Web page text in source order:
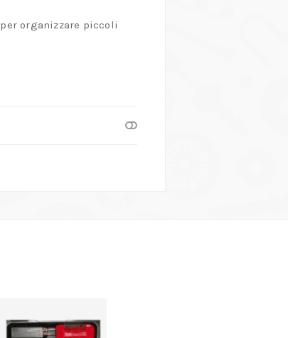
organizzare piccoli